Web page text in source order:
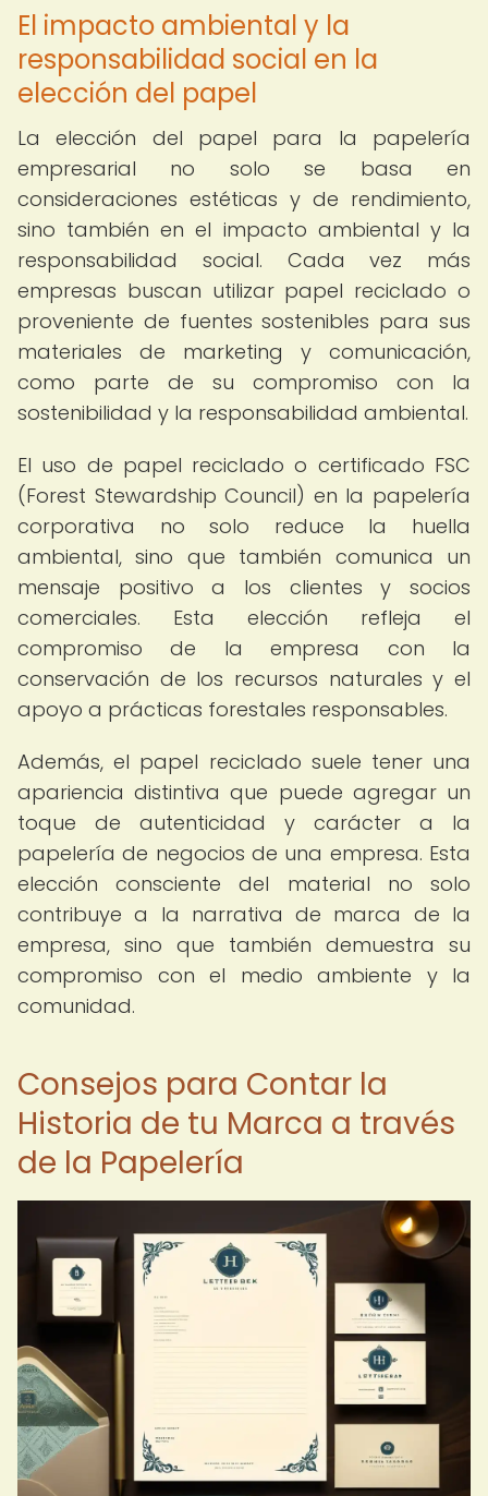
El impacto ambiental y la
responsabilidad social en la
elección del papel
La elección del papel para la papelería
empresarial no solo se basa en
consideraciones estéticas y de rendimiento,
sino también en el impacto ambiental y la
responsabilidad social. Cada vez más
empresas buscan utilizar papel reciclado o
proveniente de fuentes sostenibles para sus
materiales de marketing y comunicación,
como parte de su compromiso con la
sostenibilidad y la responsabilidad ambiental.
El uso de papel reciclado o certificado FSC
(Forest Stewardship Council) en la papelería
corporativa no solo reduce la huella
ambiental, sino que también comunica un
mensaje positivo a los clientes y socios
comerciales. Esta elección refleja el
compromiso de la empresa con la
conservación de los recursos naturales y el
apoyo a prácticas forestales responsables.
Además, el papel reciclado suele tener una
apariencia distintiva que puede agregar un
toque de autenticidad y carácter a la
papelería de negocios de una empresa. Esta
elección consciente del material no solo
contribuye a la narrativa de marca de la
empresa, sino que también demuestra su
compromiso con el medio ambiente y la
comunidad.
Consejos para Contar la
Historia de tu Marca a través
de la Papelería